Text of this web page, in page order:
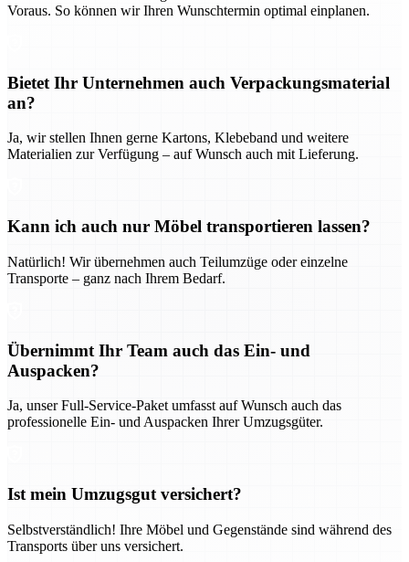
Voraus. So können wir Ihren Wunschtermin optimal einplanen.
Bietet Ihr Unternehmen auch Verpackungsmaterial
an?
Ja, wir stellen Ihnen gerne Kartons, Klebeband und weitere
Materialien zur Verfügung – auf Wunsch auch mit Lieferung.
Kann ich auch nur Möbel transportieren lassen?
Natürlich! Wir übernehmen auch Teilumzüge oder einzelne
Transporte – ganz nach Ihrem Bedarf.
Übernimmt Ihr Team auch das Ein- und
Auspacken?
Ja, unser Full-Service-Paket umfasst auf Wunsch auch das
professionelle Ein- und Auspacken Ihrer Umzugsgüter.
Ist mein Umzugsgut versichert?
Selbstverständlich! Ihre Möbel und Gegenstände sind während des
Transports über uns versichert.